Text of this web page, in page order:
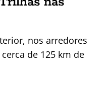
nos arredores
de 125 km de